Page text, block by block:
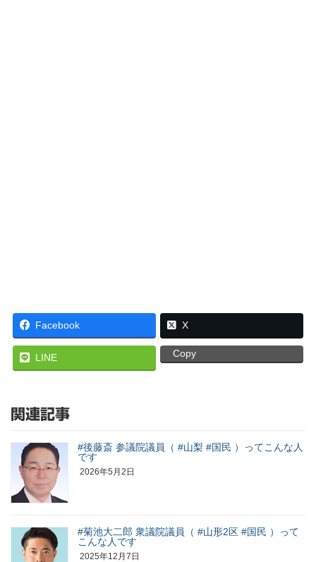
Facebook X
LINE Copy
関連記事
#後藤斎 参議院議員（ #山梨 #国民 ）ってこんな人
です
2026年5月2日
#菊池大二郎 衆議院議員（ #山形2区 #国民 ）って
こんな人です
2025年12月7日